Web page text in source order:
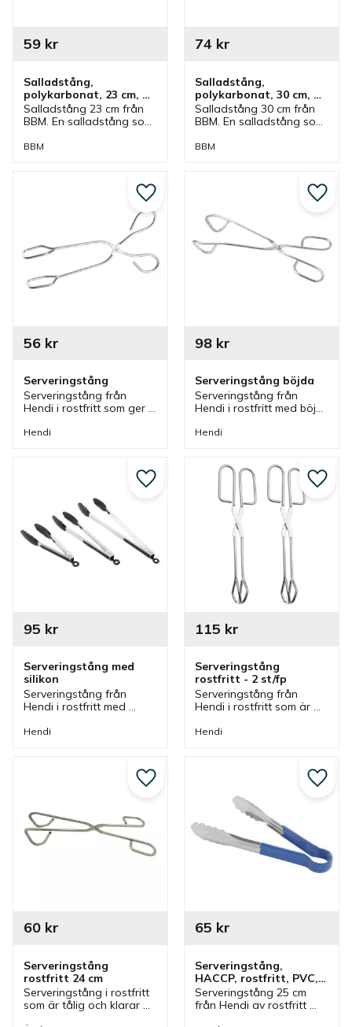
Salladstång,
polykarbonat, 23 cm,
svart
Salladstång 23 cm från
BBM. En salladstång som
polykarbonat och är
59kr
BBM
Salladstång,
polykarbonat, 30 cm,
svart
Salladstång 30 cm från
BBM. En salladstång som
polykarbonat och är
74 kr
BBM
Serveringstång
Serveringstång från
Hendi i rostfritt som ger
av mat vid olika miljöer.
56kr
Hendi
Lägg till i favoriter
Serveringstång böjda
Serveringstång från
Hendi i rostfritt med böjd
och enkel servering av
98kr
Hendi
Lägg
Serveringstång med
silikon
Serveringstång från
Hendi i rostfritt med
och mjukt handtag som
95 kr
Hendi
Lägg till i favoriter
Serveringstång
rostfritt - 2 st/fp
Serveringstång från
Hendi i rostfritt som är
säker och hygienisk
115 kr
Hendi
Lägg
Serveringstång
rostfritt 24 cm
Serveringstång i rostfritt
som är tålig och klarar
60kr
Lägg till i favoriter
Serveringstång,
HACCP, rostfritt, PVC,
25 cm, blå
Serveringstång 25 cm
från Hendi av rostfritt
65 kr
Lägg